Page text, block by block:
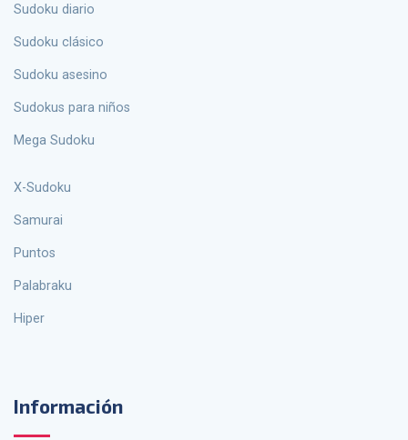
Sudoku diario
Sudoku clásico
Sudoku asesino
sudokus para niños
Mega Sudoku
X-Sudoku
Samurai
Puntos
palabraku
Hiper
Información